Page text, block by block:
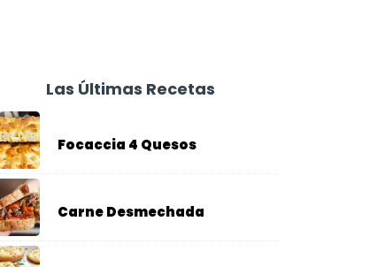
Las Últimas Recetas
Focaccia 4 Quesos
Carne Desmechada